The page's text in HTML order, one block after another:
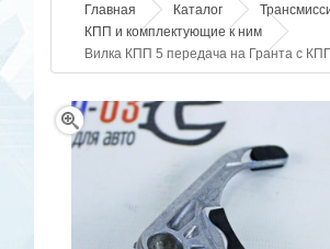
Главная Каталог
КПП и комплектующие к ним
Вилка КПП 5 передача на Гранта с